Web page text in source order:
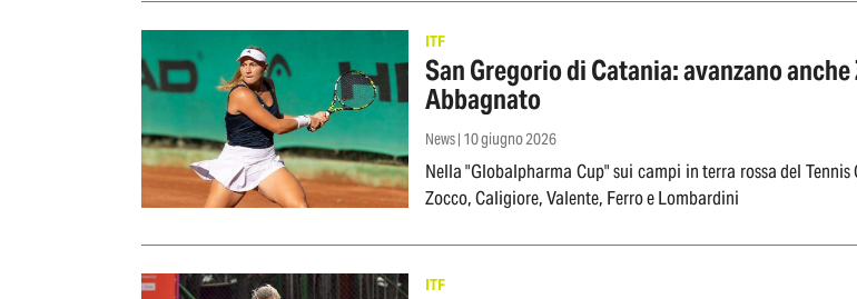
ITF
San Gregorio di Catania: avanzano anche Zantedeschi,
Abbagnato
News | 10 giugno 2026
Nella "Globalpharma Cup" sui campi in terra rossa del
Zocco, Caligiore, Valente, Ferro e Lombardini
ITF